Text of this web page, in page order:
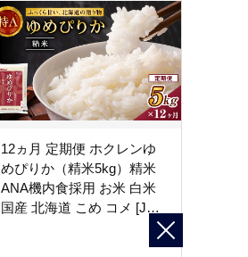
12ヵ月 定期便 ホクレンゆ
めぴりか（精米5kg）精米
ANA機内食採用 お米 白米
国産 北海道 こめ コメ [JA